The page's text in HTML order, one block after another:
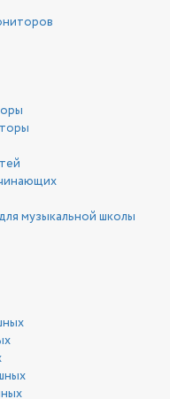
музыкальной школы